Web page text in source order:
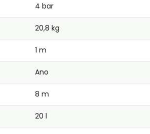
4 bar
20,8 kg
1 m
Ano
8 m
20 l